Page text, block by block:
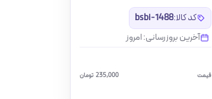
کد کالا:bsbi-1488
آخرین بروزرسانی: امروز
قیمت تومان